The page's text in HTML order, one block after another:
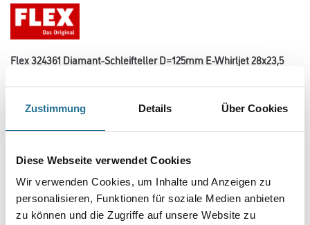
Zustimmung Details Über Cookies
Diese Webseite verwendet Cookies
Wir verwenden Cookies, um Inhalte und Anzeigen zu
personalisieren, Funktionen für soziale Medien anbieten
zu können und die Zugriffe auf unsere Website zu
Flex 324361 Diamant-Schleifteller D=125mm E-Whirljet 28x23,5
Estrich-Whirljet für abrasive Materialien wie Abrasive Estriche (mit
Quarzsand), Estriche, frischer Beton, Putz, abrasiver
Durchmesser in millimeter